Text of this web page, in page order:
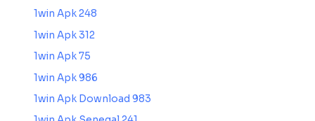
1win Apk 248
1win Apk 312
1win Apk 75
1win Apk 986
1win Apk Download 983